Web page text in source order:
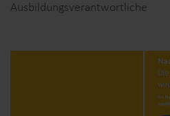
Ausbildungsverantwortliche